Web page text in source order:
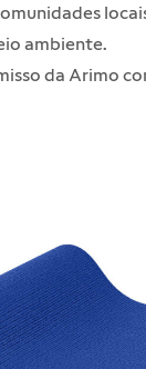
ambiente.
da Arimo